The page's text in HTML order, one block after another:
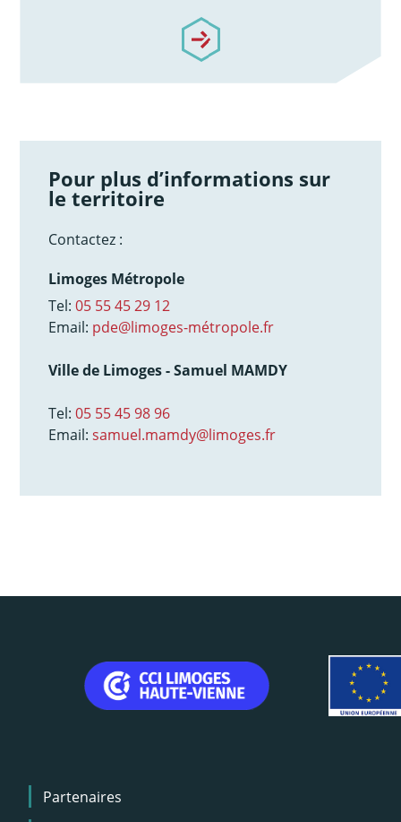
/notre-accompagnement
Pour plus d’informations sur
le territoire
Contactez :
Limoges Métropole
Tel:05 55 45 29 12
Email: pde@limoges-métropole.fr
Ville de Limoges - Samuel MAMDY
Tel:05 55 45 98 96
Email:samuel.mamdy@limoges.fr
Menu
Pied
Partenaires